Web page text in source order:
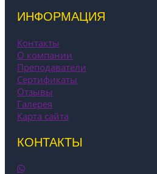
ИНФОРМАЦИЯ
Контакты
О компании
Преподаватели
Сертификаты
Отзывы
Галерея
Карта сайта
КОНТАКТЫ